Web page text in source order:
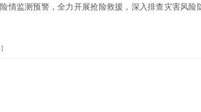
情监测预警，全力开展抢险救援，深入排查灾害风